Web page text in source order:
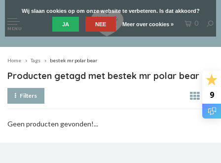
9
MENU
0
Home Tags bestek mr polar bear
Producten getagd met bestek mr polar bear
Filters
Geen producten gevonden!...
Wij slaan cookies op om onze website te verbeteren. Is dat akkoord?
JA NEE Meer over cookies »